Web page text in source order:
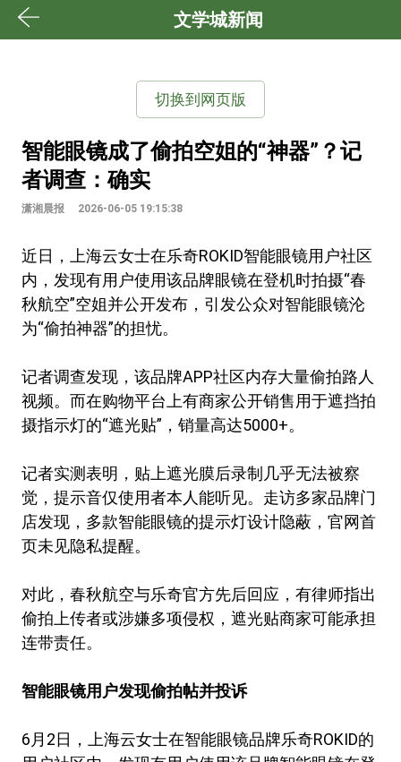
文学城新闻
切换到网页版
智能眼镜成了偷拍空姐的“神器”？记
者调查：确实
潇湘晨报 2026-06-05 19:15:38
近日，上海云女士在乐奇ROKID智能眼镜用户社区
内，发现有用户使用该品牌眼镜在登机时拍摄“春
秋航空”空姐并公开发布，引发公众对智能眼镜沦
为“偷拍神器”的担忧。
记者调查发现，该品牌APP社区内存大量偷拍路人
视频。而在购物平台上有商家公开销售用于遮挡拍
摄指示灯的“遮光贴”，销量高达5000+。
记者实测表明，贴上遮光膜后录制几乎无法被察
觉，提示音仅使用者本人能听见。走访多家品牌门
店发现，多款智能眼镜的提示灯设计隐蔽，官网首
页未见隐私提醒。
对此，春秋航空与乐奇官方先后回应，有律师指出
偷拍上传者或涉嫌多项侵权，遮光贴商家可能承担
连带责任。
智能眼镜用户发现偷拍帖并投诉
6月2日，上海云女士在智能眼镜品牌乐奇ROKID的